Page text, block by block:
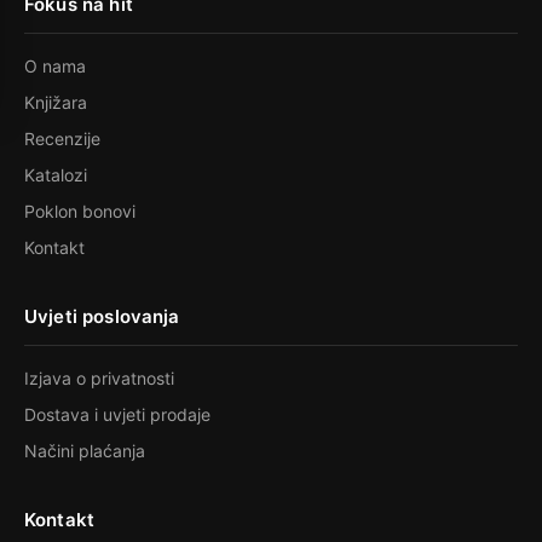
O nama
Knjižara
Recenzije
Katalozi
Poklon bonovi
Kontakt
Uvjeti poslovanja
Izjava o privatnosti
Dostava i uvjeti prodaje
Načini plaćanja
Kontakt